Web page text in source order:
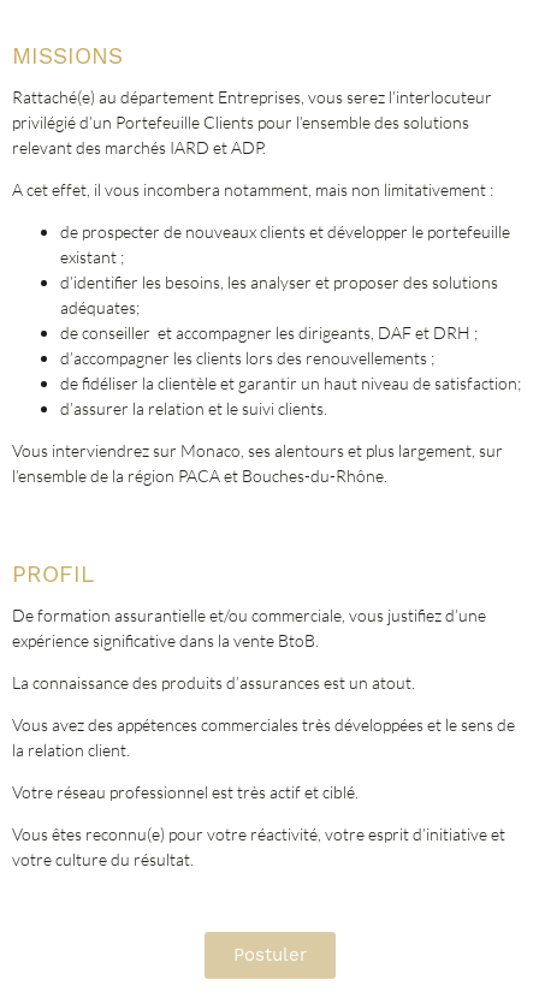
MISSIONS
Rattaché(e) au département Entreprises, vous serez l’interlocuteur
privilégié d’un Portefeuille Clients pour l’ensemble des solutions
relevant des marchés IARD et ADP.
A cet effet, il vous incombera notamment, mais non limitativement :
de prospecter de nouveaux clients et développer le portefeuille
existant ;
d’identifier les besoins, les analyser et proposer des solutions
adéquates;
de conseiller et accompagner les dirigeants, DAF et DRH ;
d’accompagner les clients lors des renouvellements ;
de fidéliser la clientèle et garantir un haut niveau de satisfaction;
d’assurer la relation et le suivi clients.
Vous interviendrez sur Monaco, ses alentours et plus largement, sur
l’ensemble de la région PACA et Bouches-du-Rhône.
PROFIL
De formation assurantielle et/ou commerciale, vous justifiez d’une
expérience significative dans la vente BtoB.
La connaissance des produits d’assurances est un atout.
Vous avez des appétences commerciales très développées et le sens de
la relation client.
Votre réseau professionnel est très actif et ciblé.
Vous êtes reconnu(e) pour votre réactivité, votre esprit d’initiative et
votre culture du résultat.
Postuler